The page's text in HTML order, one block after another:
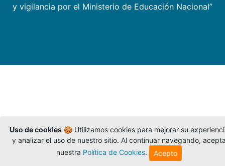
y vigilancia por el Ministerio de Educación Nacional”
Uso de cookies 🍪 Utilizamos cookies para mejorar su
y analizar el uso de nuestro sitio. Al continuar navegando,
nuestra Política de Cookies. Acepto